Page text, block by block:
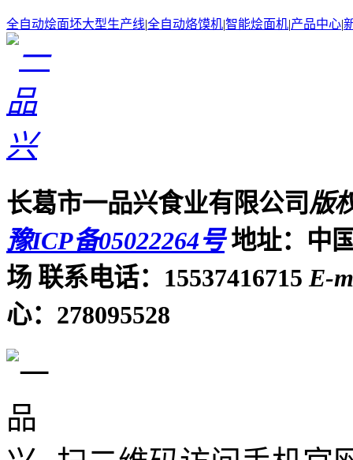
全自动烩面坯大型生产线|全自动烙馍机|智能烩面机|产品中心|
长葛市一品兴食业有限公司版
豫ICP备05022264号 地址：中
场 联系电话：15537416715 E-
心：278095528